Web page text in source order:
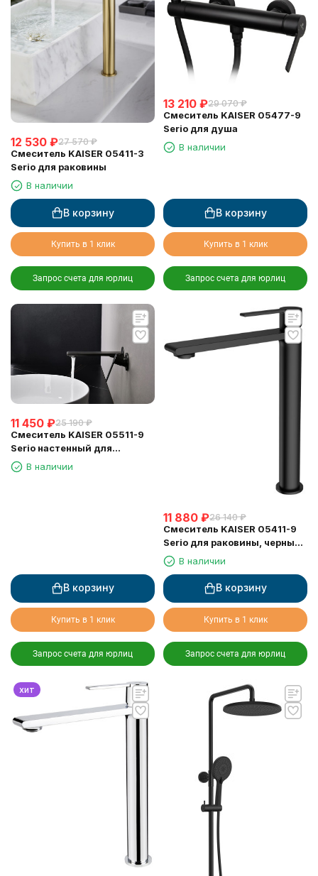
12 530 ₽27 570 ₽
Смеситель KAISER 05411-3
Serio для раковины
В наличии
В корзину
Купить в 1 клик
Запрос счета для юрлиц
13 210 ₽29 070 ₽
Смеситель KAISER 05477-9
Serio для душа
В наличии
В корзину
Купить в 1 клик
Запрос счета для юрлиц
11 450 ₽25 190 ₽
Смеситель KAISER 05511-9
Serio настенный для
раковины, черный матовый,
картридж 6201
В наличии
В корзину
Купить в 1 клик
Запрос счета для юрлиц
11 880 ₽26 140 ₽
Смеситель KAISER 05411-9
Serio для раковины, черный
матовый
В наличии
В корзину
Купить в 1 клик
Запрос счета для юрлиц
хит